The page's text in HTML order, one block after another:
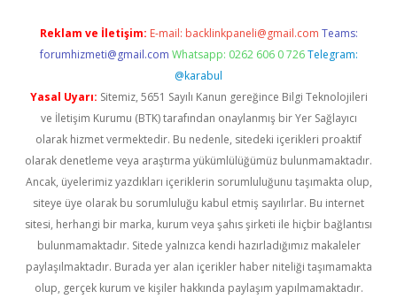
Reklam ve İletişim: E-mail: backlinkpaneli@gmail.com Teams:
forumhizmeti@gmail.com Whatsapp: 0262 606 0 726 Telegram:
@karabul
Yasal Uyarı: Sitemiz, 5651 Sayılı Kanun gereğince Bilgi Teknolojileri
ve İletişim Kurumu (BTK) tarafından onaylanmış bir Yer Sağlayıcı
olarak hizmet vermektedir. Bu nedenle, sitedeki içerikleri proaktif
olarak denetleme veya araştırma yükümlülüğümüz bulunmamaktadır.
Ancak, üyelerimiz yazdıkları içeriklerin sorumluluğunu taşımakta olup,
siteye üye olarak bu sorumluluğu kabul etmiş sayılırlar. Bu internet
sitesi, herhangi bir marka, kurum veya şahıs şirketi ile hiçbir bağlantısı
bulunmamaktadır. Sitede yalnızca kendi hazırladığımız makaleler
paylaşılmaktadır. Burada yer alan içerikler haber niteliği taşımamakta
olup, gerçek kurum ve kişiler hakkında paylaşım yapılmamaktadır.